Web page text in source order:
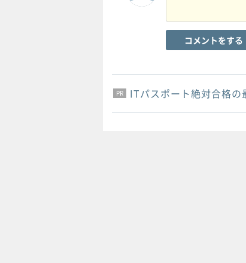
コメントをする
PR
PR
PR ITパスポート絶対合格